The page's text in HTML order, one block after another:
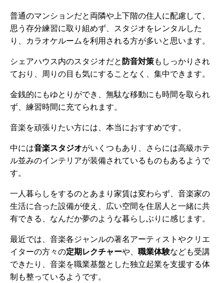
普通のマンションだと両隣や上下階の住人に配慮して、
思う存分練習に取り組めず、スタジオをレンタルした
り、カラオケルームを利用される方が多いと思います。
シェアハウス内のスタジオだと 防音対策もしっかりされ
ており、周りの目も気にすることなく、集中できます。
金銭的にもゆとりができ、無駄な移動にも時間を取られ
ず、練習時間に充てられます。
音楽を頑張りたい方には、本当におすすめです。
中には音楽スタジオがいくつもあり、さらには高級ホテ
ル並みのインテリアが装備されているものもあるようで
す。
一人暮らしをするのとあまり家賃は変わらず、音楽家の
生活に合った設備が使え、広い空間を住居人と一緒に共
有できる、なんだか夢のような暮らしぶりに感じます。
最近では、音楽各ジャンルの著名アーティストやクリエ
イターの方々の定期レクチャーや、 職業体験なども受講
できたり、音楽を職業基盤とした独立起業を支援する体
制も整っているようです。